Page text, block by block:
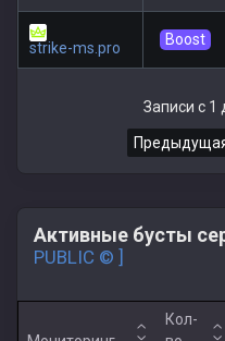
strike-ms.pro Boost
Записи с 1
Активные бусты
PUBLIC © ]
Кол-